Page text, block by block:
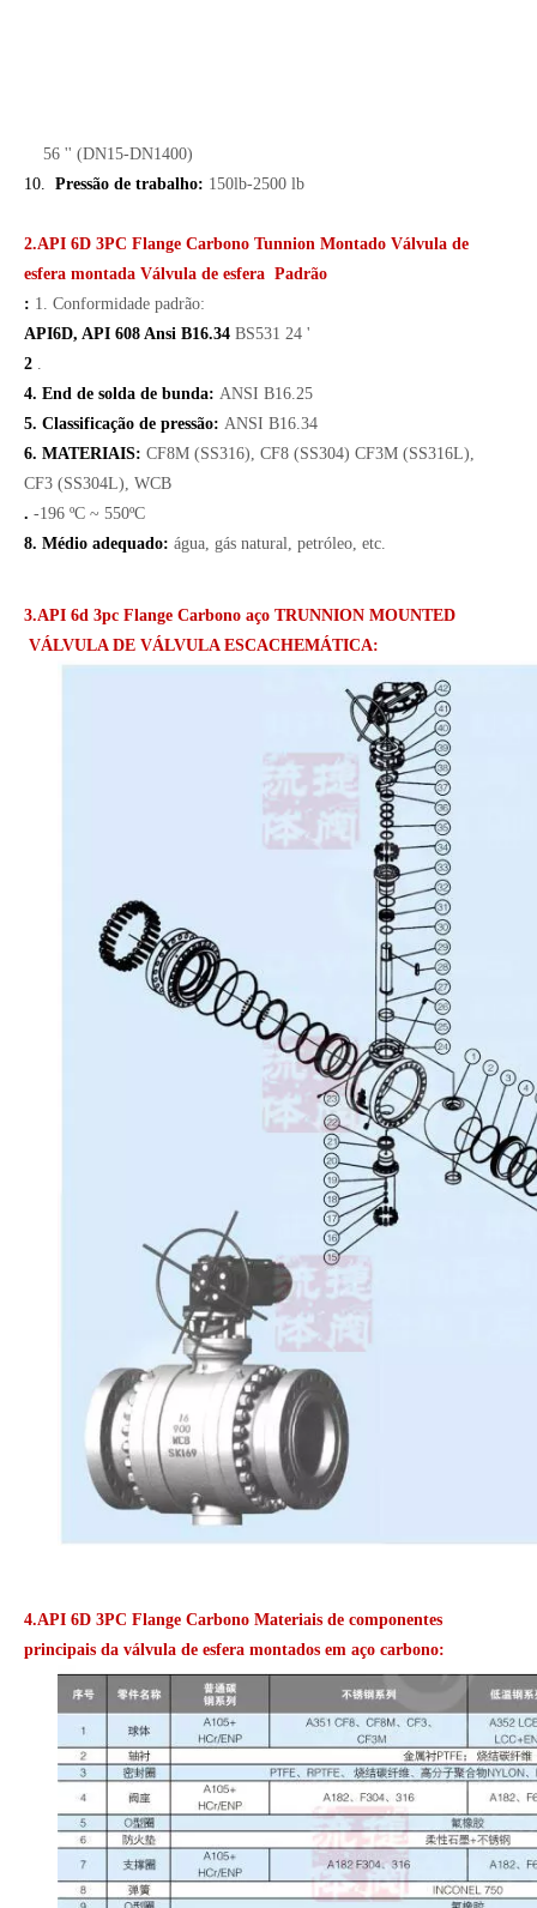
​56 '' (DN15-DN1400)
10. Pressão de trabalho: 150lb-2500 lb
2.API 6D 3PC Flange Carbono Tunnion Montado Válvula de
esfera montada Válvula de esfera Padrão
: 1. Conformidade padrão:
API6D, API 608 Ansi B16.34 BS531 24 '
2 .
4. End de solda de bunda: ANSI B16.25
5. Classificação de pressão: ANSI B16.34
6. MATERIAIS: CF8M (SS316), CF8 (SS304) CF3M (SS316L),
CF3 (SS304L), WCB
. -196 ºC ~ 550ºC
8. Médio adequado: água, gás natural, petróleo, etc.
3.API 6d 3pc Flange Carbono aço TRUNNION MOUNTED
VÁLVULA DE VÁLVULA ESCACHEMÁTICA:
4.API 6D 3PC Flange Carbono Materiais de componentes
principais da válvula de esfera montados em aço carbono: